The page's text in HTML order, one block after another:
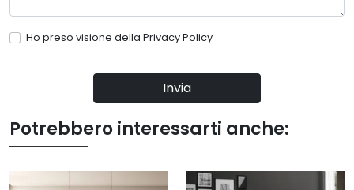
Ho preso visione della Privacy Policy
Invia
Potrebbero interessarti anche: